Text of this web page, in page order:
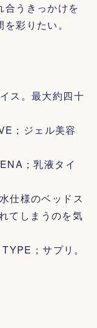
合うきっかけを
彩りたい。
ス。最大約四十
；ジェル美容
；乳液タイ
仕様のベッドス
てしまうのを気
；サプリ。